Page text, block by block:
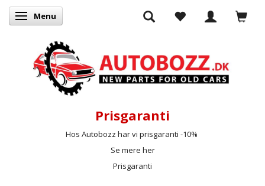
Skifte navigation
Menu
Prisgaranti
Hos Autobozz har vi prisgaranti -10%
Se mere her
Prisgaranti